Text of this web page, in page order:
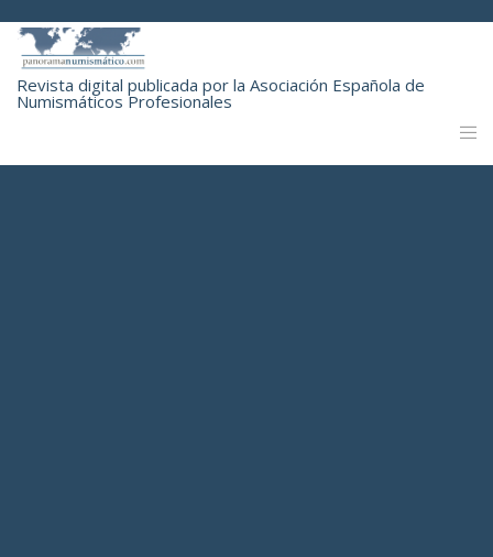
Revista digital publicada por la Asociación Española de
Numismáticos Profesionales